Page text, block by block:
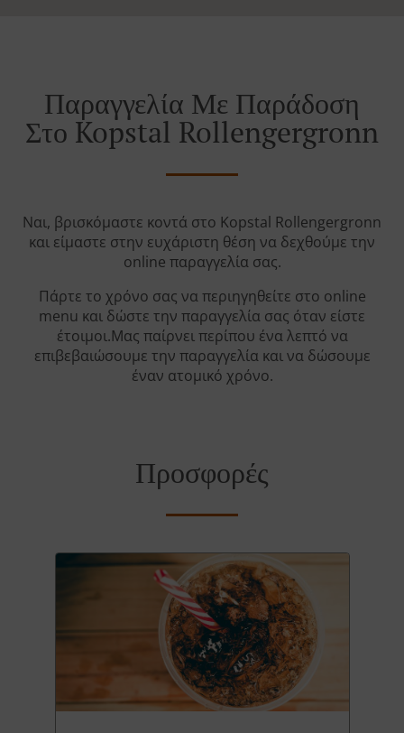
Παραγγελία Με Παράδοση
Στο Kopstal Rollengergronn
Ναι, βρισκόμαστε κοντά στο Kopstal Rollengergronn
και είμαστε στην ευχάριστη θέση να δεχθούμε την
online παραγγελία σας.
Πάρτε το χρόνο σας να περιηγηθείτε στο online
menu και δώστε την παραγγελία σας όταν είστε
έτοιμοι.Μας παίρνει περίπου ένα λεπτό να
επιβεβαιώσουμε την παραγγελία και να δώσουμε
έναν ατομικό χρόνο.
Προσφορές